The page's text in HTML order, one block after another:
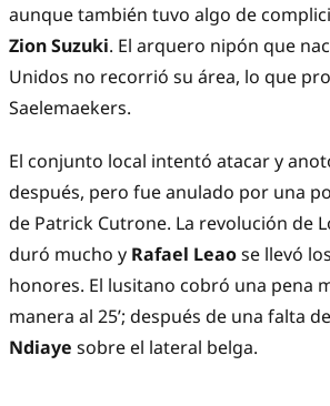
aunque también tuvo algo de
Zion Suzuki. El arquero nipón que
Unidos no recorrió su área, lo que
Saelemaekers.
El conjunto local intentó atacar y
después, pero fue anulado por una
de Patrick Cutrone. La revolución de
duró mucho y Rafael Leaose llevó
honores. El lusitano cobró una pena
manera al 25’; después de una falta de
Ndiaye sobre el lateral belga.